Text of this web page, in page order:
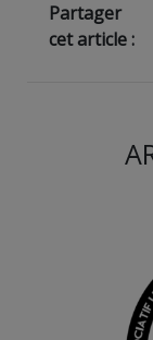
Partager
cet article :